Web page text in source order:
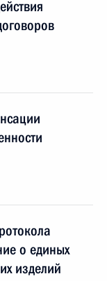
о единых
изделий